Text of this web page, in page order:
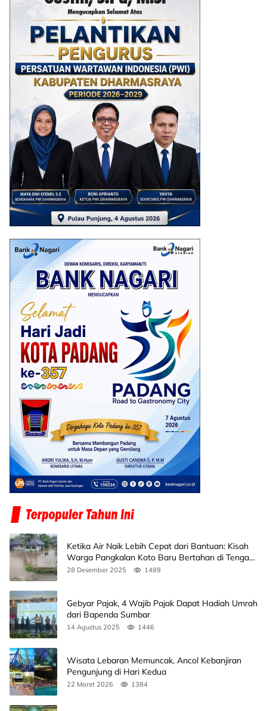
Ketika Air Naik Lebih Cepat dari Bantuan: Kisah
Warga Pangkalan Koto Baru Bertahan di Tengah
Banjir
28 Desember 2025 1489
Gebyar Pajak, 4 Wajib Pajak Dapat Hadiah Umrah
dari Bapenda Sumbar
14 Agustus 2025 1446
Wisata Lebaran Memuncak, Ancol Kebanjiran
Pengunjung di Hari Kedua
22 Maret 2026 1384